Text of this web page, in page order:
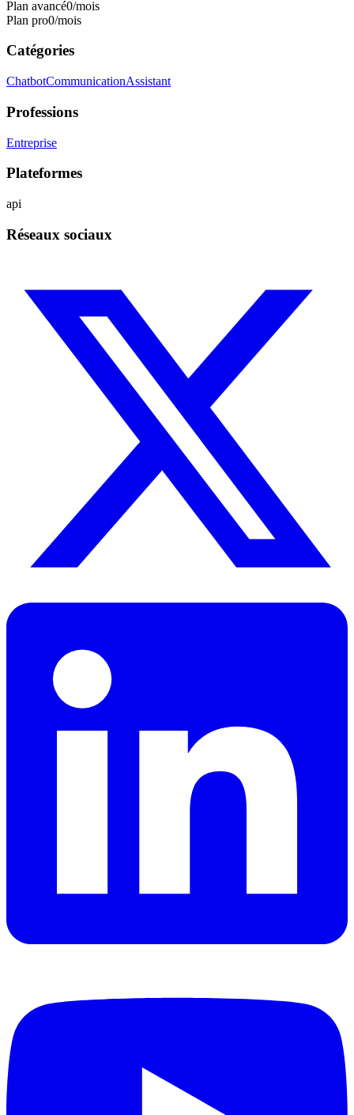
Plan avancé0/mois
Plan pro0/mois
Catégories
ChatbotCommunicationAssistant
Professions
Entreprise
Plateformes
api
Réseaux sociaux